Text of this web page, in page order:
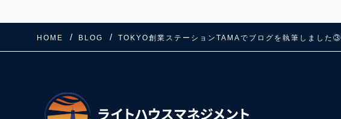
HOME BLOG TOKYO創業ステーションTAMAでブログを執筆しました③